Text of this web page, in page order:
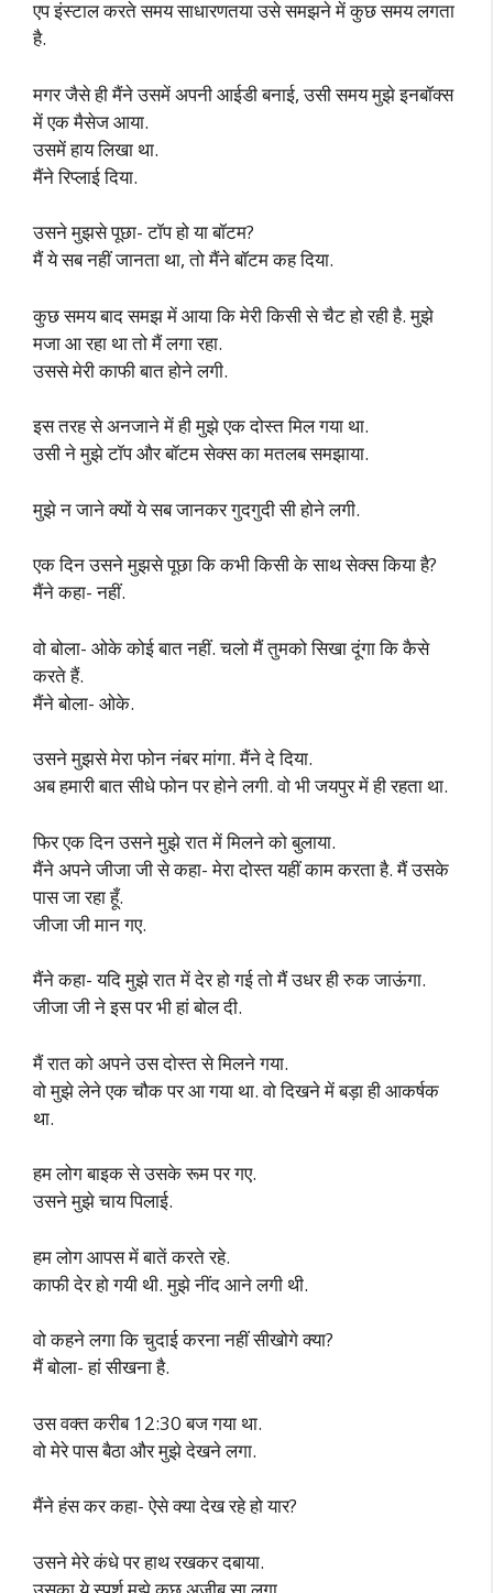
एप इंस्टाल करते समय साधारणतया उसे समझने में कुछ समय लगता
है.
मगर जैसे ही मैंने उसमें अपनी आईडी बनाई, उसी समय मुझे इनबॉक्स
में एक मैसेज आया.
उसमें हाय लिखा था.
मैंने रिप्लाई दिया.
उसने मुझसे पूछा- टॉप हो या बॉटम?
मैं ये सब नहीं जानता था, तो मैंने बॉटम कह दिया.
कुछ समय बाद समझ में आया कि मेरी किसी से चैट हो रही है. मुझे
मजा आ रहा था तो मैं लगा रहा.
उससे मेरी काफी बात होने लगी.
इस तरह से अनजाने में ही मुझे एक दोस्त मिल गया था.
उसी ने मुझे टॉप और बॉटम सेक्स का मतलब समझाया.
मुझे न जाने क्यों ये सब जानकर गुदगुदी सी होने लगी.
एक दिन उसने मुझसे पूछा कि कभी किसी के साथ सेक्स किया है?
मैंने कहा- नहीं.
वो बोला- ओके कोई बात नहीं. चलो मैं तुमको सिखा दूंगा कि कैसे
करते हैं.
मैंने बोला- ओके.
उसने मुझसे मेरा फोन नंबर मांगा. मैंने दे दिया.
अब हमारी बात सीधे फोन पर होने लगी. वो भी जयपुर में ही रहता था.
फिर एक दिन उसने मुझे रात में मिलने को बुलाया.
मैंने अपने जीजा जी से कहा- मेरा दोस्त यहीं काम करता है. मैं उसके
पास जा रहा हूँ.
जीजा जी मान गए.
मैंने कहा- यदि मुझे रात में देर हो गई तो मैं उधर ही रुक जाऊंगा.
जीजा जी ने इस पर भी हां बोल दी.
मैं रात को अपने उस दोस्त से मिलने गया.
वो मुझे लेने एक चौक पर आ गया था. वो दिखने में बड़ा ही आकर्षक
था.
हम लोग बाइक से उसके रूम पर गए.
उसने मुझे चाय पिलाई.
हम लोग आपस में बातें करते रहे.
काफी देर हो गयी थी. मुझे नींद आने लगी थी.
वो कहने लगा कि चुदाई करना नहीं सीखोगे क्या?
मैं बोला- हां सीखना है.
उस वक्त करीब 12:30 बज गया था.
वो मेरे पास बैठा और मुझे देखने लगा.
मैंने हंस कर कहा- ऐसे क्या देख रहे हो यार?
उसने मेरे कंधे पर हाथ रखकर दबाया.